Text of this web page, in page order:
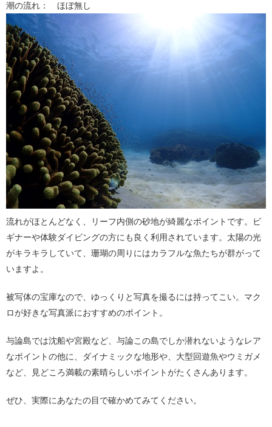
潮の流れ： ほぼ無し
流れがほとんどなく、リーフ内側の砂地が綺麗なポイントです。ビ
ギナーや体験ダイビングの方にも良く利用されています。太陽の光
がキラキラしていて、珊瑚の周りにはカラフルな魚たちが群がって
いますよ。
被写体の宝庫なので、ゆっくりと写真を撮るには持ってこい。マク
ロが好きな写真派におすすめのポイント。
与論島では沈船や宮殿など、与論この島でしか潜れないようなレア
なポイントの他に、ダイナミックな地形や、大型回遊魚やウミガメ
など、見どころ満載の素晴らしいポイントがたくさんあります。
ぜひ、実際にあなたの目で確かめてみてください。